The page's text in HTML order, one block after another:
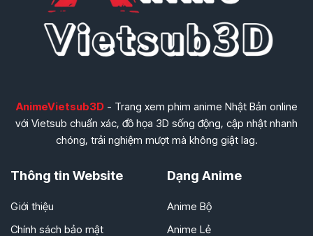
AnimeVietsub3D- Trang xem phim anime Nhật Bản online
với Vietsub chuẩn xác, đồ họa 3D sống động, cập nhật nhanh
chóng, trải nghiệm mượt mà không giật lag.
Thông tin Website
Giới thiệu
Chính sách bảo mật
Dạng Anime
Anime Bộ
Anime Lẻ